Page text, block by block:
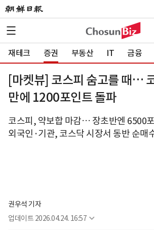
재테크 증권 부동산 IT 금융
[마켓뷰] 코스피 숨고를 때…
만에 1200포인트 돌파
코스피, 약보합 마감… 장초반엔 6500
외국인·기관, 코스닥 시장서 동반 순매
권우석 기자
업데이트 2026.04.24. 16:57